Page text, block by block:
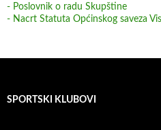
- Poslovnik o radu Skupštine
- Nacrt Statuta Općinskog saveza
SPORTSKI KLUBOVI